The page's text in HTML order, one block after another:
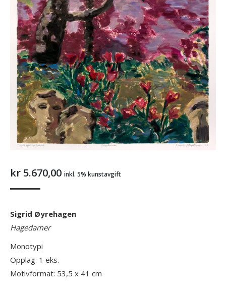
kr 5.670,00 inkl. 5% kunstavgift
Sigrid Øyrehagen
Hagedamer
Monotypi
Opplag: 1 eks.
Motivformat: 53,5 x 41 cm